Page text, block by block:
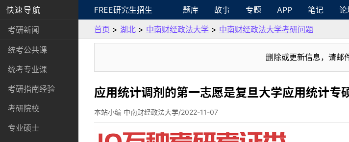
快速导航
考研新闻
统考公共课
统考专业课
考研指南经验
考研院校
专业硕士
FREE研究生招生 题库 故事 专题 APP 笔记 论
首页 > 湖北 > 中南财经政法大学 > 中南财经政法大学考研问题
删除或更新信息，请
应用统计调剂的第一志愿是复旦大学应用统计专
本站小编 中南财经政法大学/2022-11-07